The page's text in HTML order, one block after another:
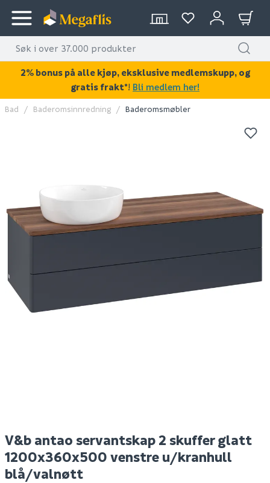
KAN DISSE VÆRE AV INTERESSE?
Flexit klaffventil hvit
Bad Baderomsinnredning Baderomsmøbler
V&b antao servantskap 2 skuffer glatt
1200x360x500 venstre u/kranhull
blå/valnøtt
2% bonus på alle kjøp, eksklusive medlemskupp, og
gratis frakt*! Bli medlem her!